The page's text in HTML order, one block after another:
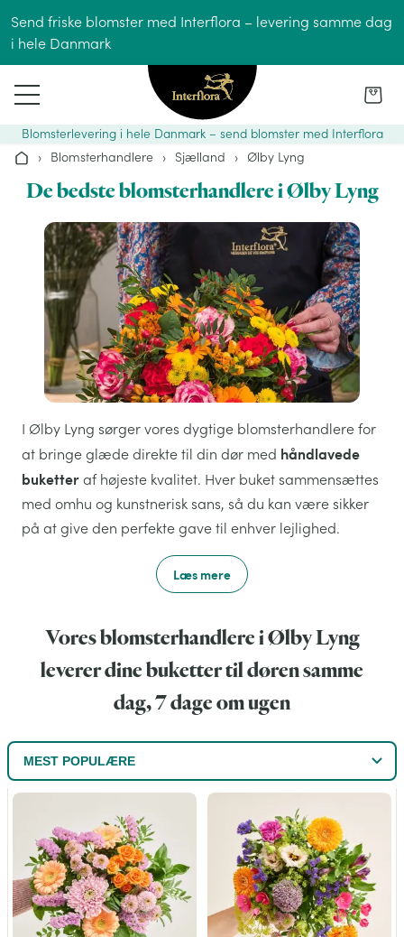
Send friske blomster med Interflora – levering samme dag
i hele Danmark
Blomsterlevering i hele Danmark – send blomster med Interflora
Hjem› Blomsterhandlere › Sjælland › Ølby Lyng
De bedste blomsterhandlere i Ølby Lyng
I Ølby Lyng sørger vores dygtige blomsterhandlere for
at bringe glæde direkte til din dør med håndlavede
buketter af højeste kvalitet. Hver buket sammensættes
med omhu og kunstnerisk sans, så du kan være sikker
på at give den perfekte gave til enhver lejlighed.
Læs mere
Vores blomsterhandlere i Ølby Lyng
leverer dine buketter til døren samme
dag, 7 dage om ugen